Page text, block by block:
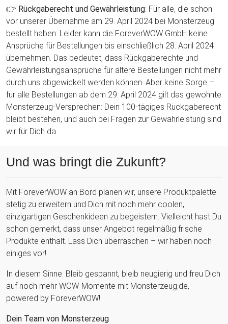
👉 Rückgaberecht und Gewährleistung: Für alle, die schon
vor unserer Übernahme am 29. April 2024 bei Monsterzeug
bestellt haben: Leider kann die ForeverWOW GmbH keine
Ansprüche für Bestellungen bis einschließlich 28. April 2024
übernehmen. Das bedeutet, dass Rückgaberechte und
Gewährleistungsansprüche für ältere Bestellungen nicht mehr
durch uns abgewickelt werden können. Aber keine Sorge –
für alle Bestellungen ab dem 29. April 2024 gilt das gewohnte
Monsterzeug-Versprechen: Dein 100-tägiges Rückgaberecht
bleibt bestehen, und auch bei Fragen zur Gewährleistung sind
wir für Dich da.
Und was bringt die Zukunft?
Mit ForeverWOW an Bord planen wir, unsere Produktpalette
stetig zu erweitern und Dich mit noch mehr coolen,
einzigartigen Geschenkideen zu begeistern. Vielleicht hast Du
schon gemerkt, dass unser Angebot regelmäßig frische
Produkte enthält. Lass Dich überraschen – wir haben noch
einiges vor!
In diesem Sinne: Bleib gespannt, bleib neugierig und freu Dich
auf noch mehr WOW-Momente mit Monsterzeug.de,
powered by ForeverWOW!
Dein Team von Monsterzeug